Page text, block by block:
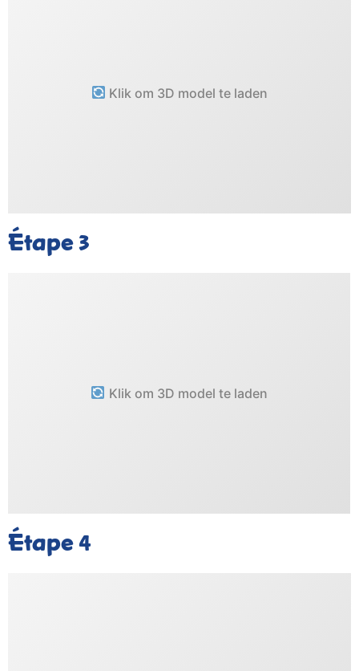
Klik om 3D model te laden
Étape3
Klik om 3D model te laden
Étape4